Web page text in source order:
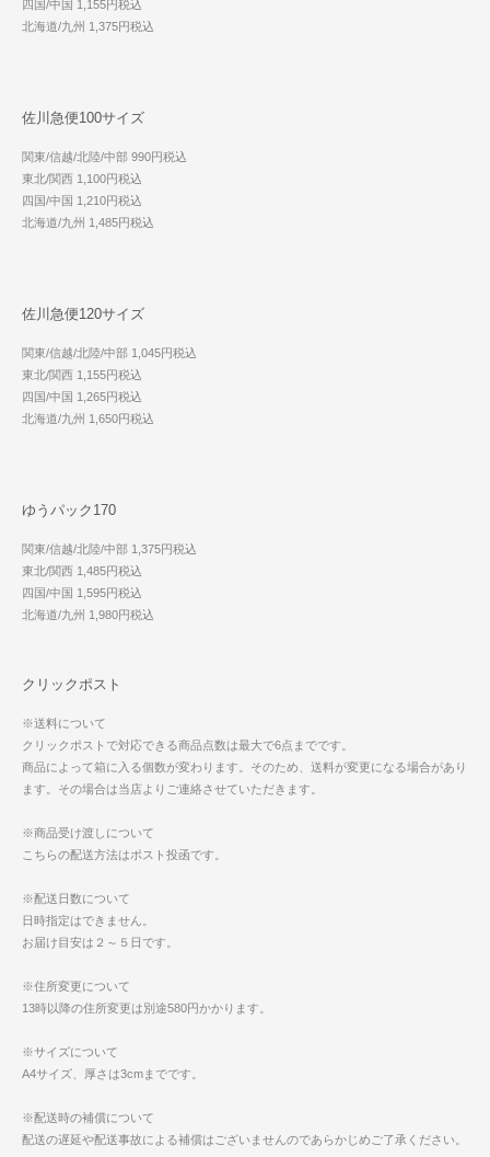
四国/中国 1,155円税込
北海道/九州 1,375円税込
佐川急便100サイズ
関東/信越/北陸/中部 990円税込
東北/関西 1,100円税込
四国/中国 1,210円税込
北海道/九州 1,485円税込
佐川急便120サイズ
関東/信越/北陸/中部 1,045円税込
東北/関西 1,155円税込
四国/中国 1,265円税込
北海道/九州 1,650円税込
ゆうパック170
関東/信越/北陸/中部 1,375円税込
東北/関西 1,485円税込
四国/中国 1,595円税込
北海道/九州 1,980円税込
クリックポスト
※送料について
クリックポストで対応できる商品点数は最大で6点までです。
商品によって箱に入る個数が変わります。そのため、送料が変更になる場合があり
ます。その場合は当店よりご連絡させていただきます。
※商品受け渡しについて
こちらの配送方法はポスト投函です。
※配送日数について
日時指定はできません。
お届け目安は２～５日です。
※住所変更について
13時以降の住所変更は別途580円かかります。
※サイズについて
A4サイズ、厚さは3cmまでです。
※配送時の補償について
配送の遅延や配送事故による補償はございませんのであらかじめご了承ください。